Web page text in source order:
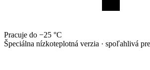
Pracuje do −25 °C
Špeciálna nízkoteplotná verzia · spoľahlivá